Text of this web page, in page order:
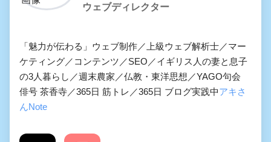
ウェブディレクター
「魅力が伝わる」ウェブ制作／上級ウェブ解析士／マー
ケティング／コンテンツ／SEO／イギリス人の妻と息子
の3人暮らし／週末農家／仏教・東洋思想／YAGO句会
俳号 茶香寺／365日 筋トレ／365日 ブログ実践中アキさ
んNote